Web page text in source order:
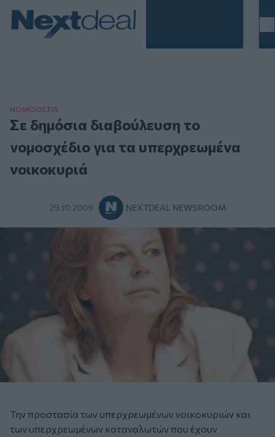
ΝΟΜΟΘΕΣΙΑ
Σε δημόσια διαβούλευση το
νομοσχέδιο για τα υπερχρεωμένα
νοικοκυριά
29.10.2009 NEXTDEAL NEWSROOM
Την προστασία των υπερχρεωμένων νοικοκυριών και
των υπερχρεωμένων καταναλωτών που έχουν